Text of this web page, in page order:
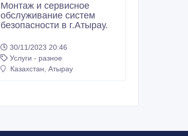
Монтаж и сервисное
обслуживание систем
безопасности в г.Атырау.
30/11/2023 20:46
Услуги - разное
Казахстан, Атырау